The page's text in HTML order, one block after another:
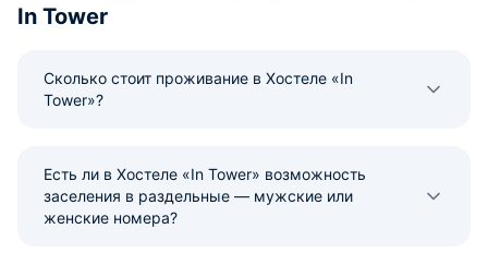
In Tower
Сколько стоит проживание в Хостеле «In
Tower»?
Есть ли в Хостеле «In Tower» возможность
заселения в раздельные — мужские или
женские номера?